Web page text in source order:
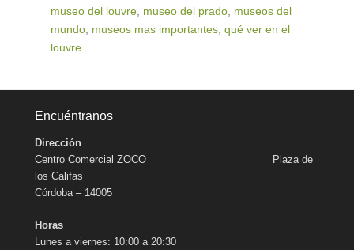
museo del louvre museo del prado museos del
mundo museos mas importantes qué ver en el
louvre
Encuéntranos
Dirección
Centro Comercial ZOCO Plaza de
los Califas
Córdoba – 14005
Horas
Lunes a viernes: 10:00 a 20:30